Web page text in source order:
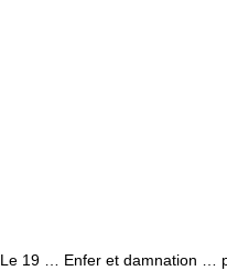
Le 19 … Enfer et damnation …